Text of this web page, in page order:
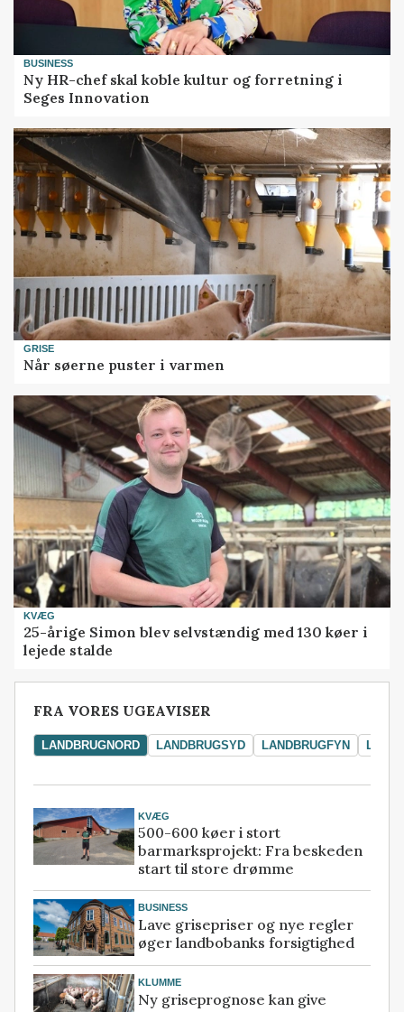
BUSINESS
Ny HR-chef skal koble kultur og forretning i
Seges Innovation
GRISE
Når søerne puster i varmen
KVÆG
25-årige Simon blev selvstændig med 130 køer i
lejede stalde
FRA VORES UGEAVISER
LANDBRUGNORD LANDBRUGSYD LANDBRUGFYN
KVÆG
500-600 køer i stort
barmarksprojekt: Fra beskeden
start til store drømme
BUSINESS
Lave grisepriser og nye regler
øger landbobanks forsigtighed
KLUMME
Ny griseprognose kan give